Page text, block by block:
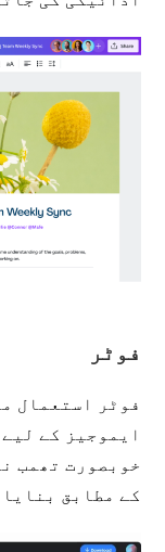
فوٹر
فوٹر استعمال
ایموجیز کے
خوبصورت تھمب
کے مطابق